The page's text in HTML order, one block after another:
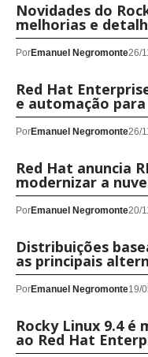
Novidades do
melhorias e
PorEmanuel Negromonte26/
Red Hat
e automação
PorEmanuel Negromonte26/
Red Hat anuncia
modernizar a
PorEmanuel Negromonte20/
Distribuições
as principais
PorEmanuel Negromonte19/
Rocky Linux 9.4 é
ao Red Hat